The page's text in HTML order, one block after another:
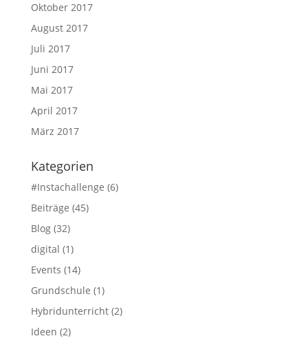
Oktober 2017
August 2017
Juli 2017
Juni 2017
Mai 2017
April 2017
März 2017
Kategorien
#Instachallenge (6)
Beiträge (45)
Blog(32)
digital (1)
Events (14)
Grundschule (1)
Hybridunterricht(2)
Ideen (2)